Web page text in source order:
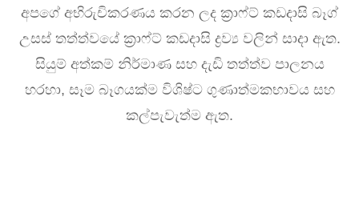
අපගේ අභිරුචිකරණය කරන ලද ක්‍රාෆ්ට් කඩදාසි බෑග්
උසස් තත්ත්වයේ ක්‍රාෆ්ට් කඩදාසි ද්‍රව්‍ය වලින් සාදා ඇත.
සියුම් අත්කම් නිර්මාණ සහ දැඩි තත්ත්ව පාලනය
හරහා, සෑම බෑගයක්ම විශිෂ්ට ගුණාත්මකභාවය සහ
කල්පැවැත්ම ඇත.